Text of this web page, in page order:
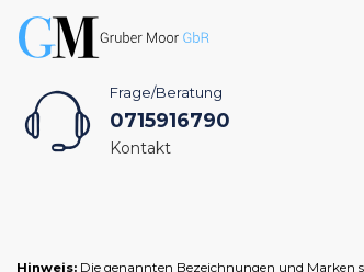
Frage/Beratung
0715916790
Kontakt
Hinweis: Die genannten Bezeichnungen und Marken